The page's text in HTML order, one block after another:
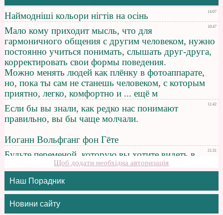
Щоб додати необхідна авторизація
Наш Порадник
Новини сайту